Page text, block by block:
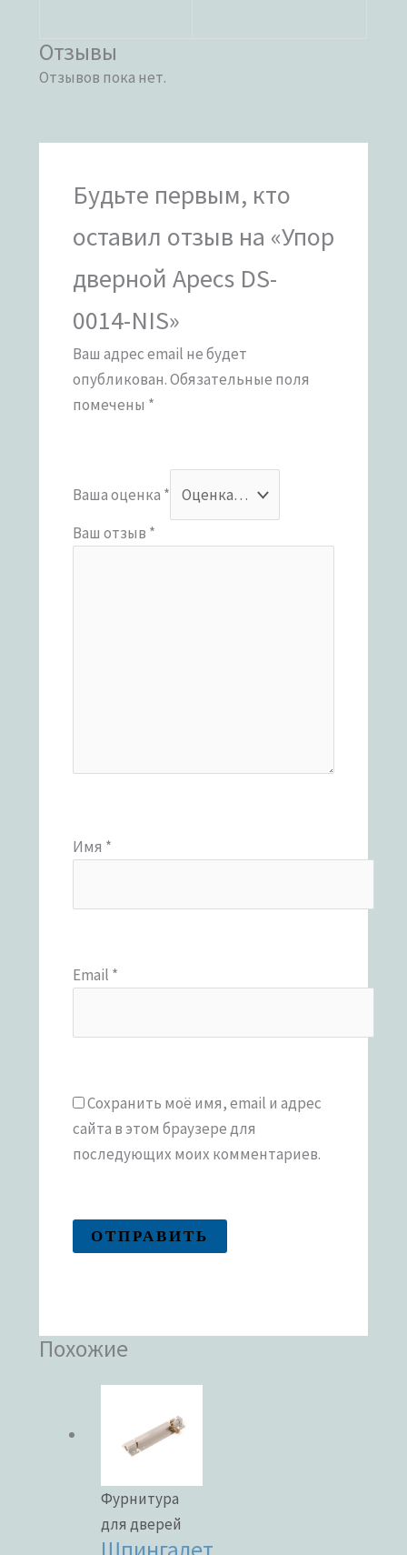
Отзывы
Отзывов пока нет.
Будьте первым, кто
оставил отзыв на «Упор
дверной Apecs DS-
0014-NIS»
Ваш адрес email не будет
опубликован.Обязательные поля
помечены *
Ваша оценка *
Ваш отзыв *
Имя *
Email *
Сохранить моё имя, email и адрес
сайта в этом браузере для
последующих моих комментариев.
Похожие
Фурнитура
для дверей